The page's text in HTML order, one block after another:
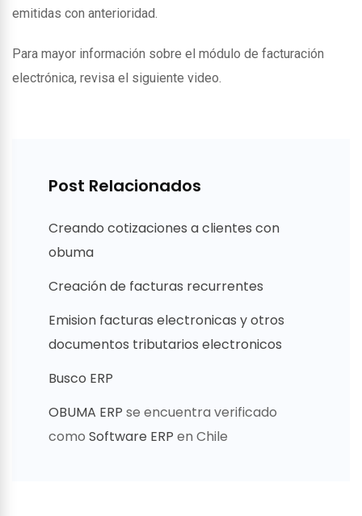
emitidas con anterioridad.
Para mayor información sobre el módulo de facturación
electrónica, revisa el siguiente video.
Post Relacionados
Creando cotizaciones a clientes con
obuma
Creación de facturas recurrentes
Emision facturas electronicas y otros
documentos tributarios electronicos
Busco ERP
OBUMA ERP se encuentra verificado
como Software ERP en Chile